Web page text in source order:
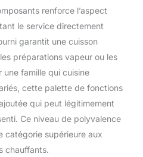
pour essayer et réussir
de nouvelles recettes
FACILE À NETTOYER
ET À RANGER : profitez
d'un nettoyage et
d'une organisation
sans effort grâce à un
design compatible
lave-vaisselle et facile à
ranger UTILISATION
SÉCURISÉE : couvercle
sécurisé qui se
renforce l’aspect
le service directement
garantit une cuisson
préparations vapeur ou les
une famille qui cuisine
cette palette de fonctions
qui peut légitimement
Ce niveau de polyvalence
catégorie supérieure aux
chauffants.